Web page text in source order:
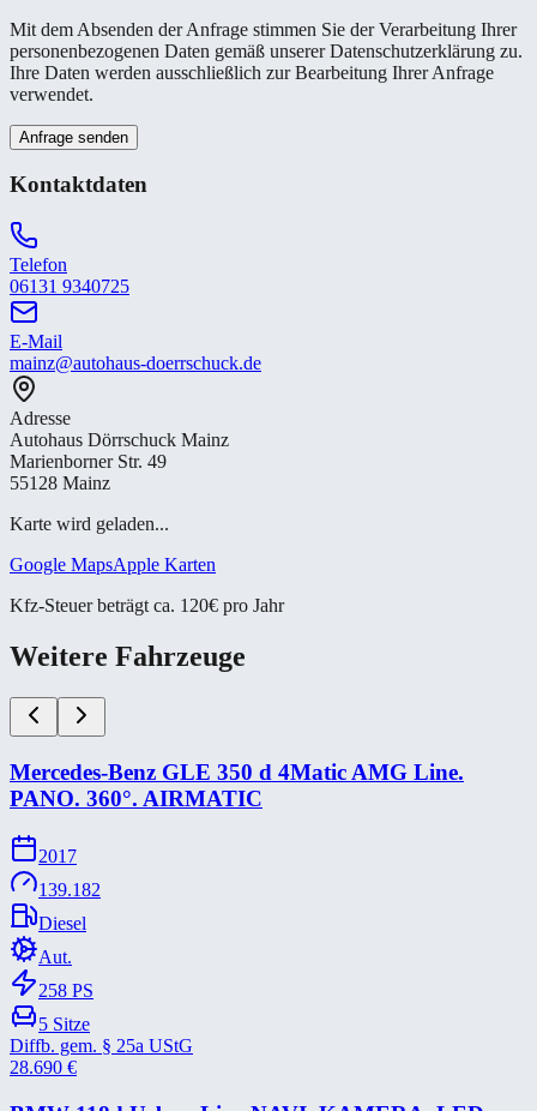
Mit dem Absenden der Anfrage stimmen Sie der Verarbeitung Ihrer
personenbezogenen Daten gemäß unserer Datenschutzerklärung zu.
Ihre Daten werden ausschließlich zur Bearbeitung Ihrer Anfrage
verwendet.
Anfrage senden
Kontaktdaten
Telefon
06131 9340725
E-Mail
mainz@autohaus-doerrschuck.de
Adresse
Autohaus Dörrschuck Mainz
Marienborner Str. 49
55128 Mainz
Karte wird geladen...
Google MapsApple Karten
Kfz-Steuer beträgt ca. 120€ pro Jahr
Weitere Fahrzeuge
Mercedes-​Benz GLE 350 d 4Matic AMG Line.
PANO. 360°. AIRMATIC
2017
139.182
Diesel
Aut.
258 PS
5 Sitze
Diffb. gem. § 25a UStG
28.690 €